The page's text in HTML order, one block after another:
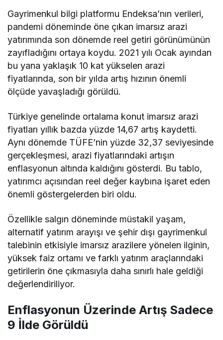
Gayrimenkul bilgi platformu Endeksa’nın verileri,
pandemi döneminde öne çıkan imarsız arazi
yatırımında son dönemde reel getiri görünümünün
zayıfladığını ortaya koydu. 2021 yılı Ocak ayından
bu yana yaklaşık 10 kat yükselen arazi
fiyatlarında, son bir yılda artış hızının önemli
ölçüde yavaşladığı görüldü.
Türkiye genelinde ortalama konut imarsız arazi
fiyatları yıllık bazda yüzde 14,67 artış kaydetti.
Aynı dönemde TÜFE’nin yüzde 32,37 seviyesinde
gerçekleşmesi, arazi fiyatlarındaki artışın
enflasyonun altında kaldığını gösterdi. Bu tablo,
yatırımcı açısından reel değer kaybına işaret eden
önemli göstergelerden biri oldu.
Özellikle salgın döneminde müstakil yaşam,
alternatif yatırım arayışı ve şehir dışı gayrimenkul
talebinin etkisiyle imarsız arazilere yönelen ilginin,
yüksek faiz ortamı ve farklı yatırım araçlarındaki
getirilerin öne çıkmasıyla daha sınırlı hale geldiği
değerlendiriliyor.
Enflasyonun Üzerinde Artış Sadece
9 İlde Görüldü